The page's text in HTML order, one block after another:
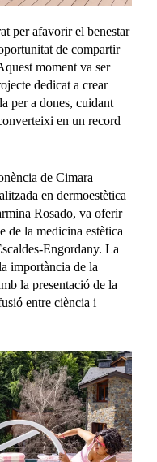
per afavorir el benestar
de compartir
moment va ser
dedicat a crear
per a dones, cuidant
en un record
de Cimara
en dermoestètica
Rosado, va oferir
de la medicina estètica
Engordany. La
importància de la
la presentació de la
entre ciència i